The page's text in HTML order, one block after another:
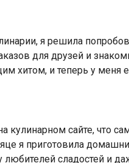
я решила
для друзей и
хитом, и теперь у
кулинарном сайте, что
я приготовила
любителей сладостей и